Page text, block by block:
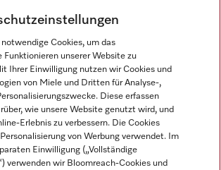
auf Youtube
Cookies, um das
Funktionieren unserer Website zu
Ihrer Einwilligung nutzen wir Cookies und
von Miele und Dritten für Analyse-,
Diese erfassen
wie unsere Website genutzt wird, und
Erlebnis zu verbessern. Die Cookies
von Werbung verwendet. Im
Einwilligung („Vollständige
verwenden wir Bloomreach-Cookies und